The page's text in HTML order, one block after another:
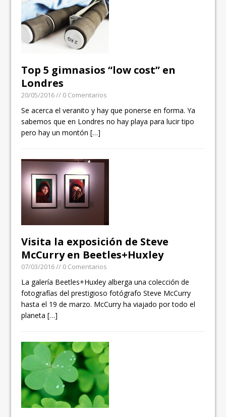
Top 5 gimnasios “low cost” en
Londres
20/05/2016// 0 Comentarios
Se acerca el veranito y hay que ponerse en forma. Ya
sabemos que en Londres no hay playa para lucir tipo
pero hay un montón[…]
Visita la exposición de Steve
McCurry en Beetles+Huxley
07/03/2016// 0 Comentarios
La galería Beetles+Huxley alberga una colección de
fotografías del prestigioso fotógrafo Steve McCurry
hasta el 19 de marzo. McCurry ha viajado por todo el
planeta[…]